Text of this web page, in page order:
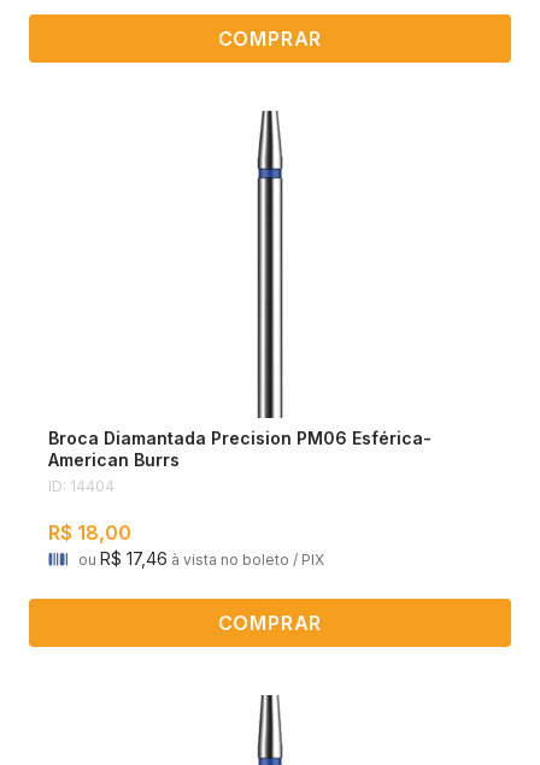
COMPRAR
Broca Diamantada Precision PM06 Esférica-
American Burrs
ID: 14404
R$ 18,00
ou R$ 17,46 à vista no boleto / PIX
COMPRAR